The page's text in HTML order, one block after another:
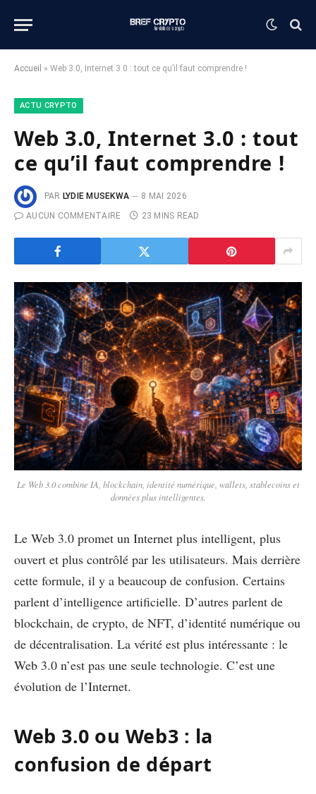
Accueil » Web 3.0, Internet 3.0 : tout ce qu’il faut comprendre !
ACTU CRYPTO
Web 3.0, Internet 3.0 : tout
ce qu’il faut comprendre !
PAR LYDIE MUSEKWA
8 MAI 2026
AUCUN COMMENTAIRE
23 MINS READ
Le Web 3.0 combine IA, blockchain, identité numérique, wallets, stablecoins et
données plus intelligentes.
Le Web 3.0 promet un Internet plus intelligent, plus
ouvert et plus contrôlé par les utilisateurs. Mais derrière
cette formule, il y a beaucoup de confusion. Certains
parlent d’intelligence artificielle. D’autres parlent de
blockchain, de crypto, de NFT, d’identité numérique ou
de décentralisation. La vérité est plus intéressante : le
Web 3.0 n’est pas une seule technologie. C’est une
évolution de l’Internet.
Web 3.0 ou Web3 : la
confusion de départ